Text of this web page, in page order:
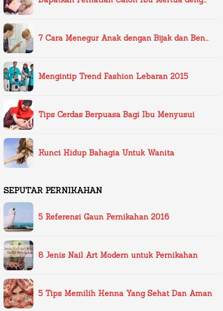
7 Cara Menegur Anak dengan Bijak dan Ben…
Mengintip Trend Fashion Lebaran 2015
Tips Cerdas Berpuasa Bagi Ibu Menyusui
Kunci Hidup Bahagia Untuk Wanita
SEPUTAR PERNIKAHAN
5 Referensi Gaun Pernikahan 2016
8 Jenis Nail Art Modern untuk Pernikahan
5 Tips Memilih Henna Yang Sehat Dan Aman